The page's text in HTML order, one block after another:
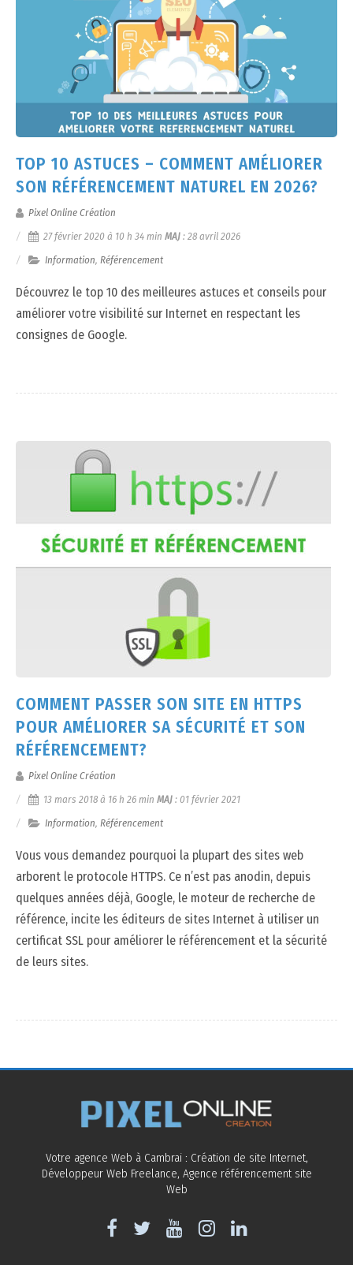
TOP 10 ASTUCES – COMMENT AMÉLIORER
SON RÉFÉRENCEMENT NATUREL EN 2026?
Pixel Online Création
27 février 2020 à 10 h 34 min MAJ : 28 avril 2026
Information, Référencement
Découvrez le top 10 des meilleures astuces et conseils pour
améliorer votre visibilité sur Internet en respectant les
consignes de Google.
COMMENT PASSER SON SITE EN HTTPS
POUR AMÉLIORER SA SÉCURITÉ ET SON
RÉFÉRENCEMENT?
Pixel Online Création
13 mars 2018 à 16 h 26 min MAJ : 01 février 2021
Information, Référencement
Vous vous demandez pourquoi la plupart des sites web
arborent le protocole HTTPS. Ce n’est pas anodin, depuis
quelques années déjà, Google, le moteur de recherche de
référence, incite les éditeurs de sites Internet à utiliser un
certificat SSL pour améliorer le référencement et la sécurité
de leurs sites.
Votre agence Web à Cambrai : Création de site Internet,
Développeur Web Freelance, Agence référencement site
Web